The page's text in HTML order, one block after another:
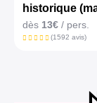
historique
dès 13€ / pers.
(1592 avis)